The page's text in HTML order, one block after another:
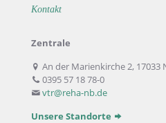
Kontakt
Zentrale
An der Marienkirche 2,
0395 57 18 78-0
vtr@reha-nb.de
Unsere Standorte